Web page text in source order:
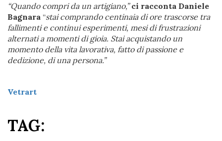
“Quando compri da un artigiano,”ci racconta Daniele
Bagnara “stai comprando centinaia di ore trascorse tra
fallimenti e continui esperimenti, mesi di frustrazioni
alternati a momenti di gioia. Stai acquistando un
momento della vita lavorativa, fatto di passione e
dedizione, di una persona.”
Vetrart
TAG: